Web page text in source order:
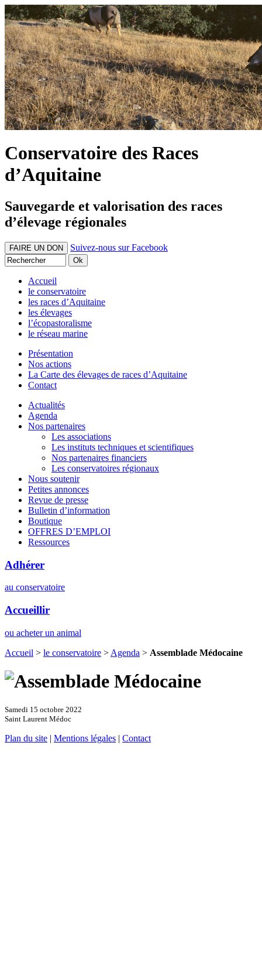
Conservatoire des Races
d’Aquitaine
Sauvegarde et valorisation des races
d’élevage régionales
FAIRE UN DON Suivez-nous sur Facebook
Accueil
le conservatoire
les races d’Aquitaine
les élevages
l’écopastoralisme
le réseau marine
Présentation
Nos actions
La Carte des élevages de races d’Aquitaine
Contact
Actualités
Agenda
Nos partenaires
Les associations
Les instituts techniques et scientifiques
Nos partenaires financiers
Les conservatoires régionaux
Nous soutenir
Petites annonces
Revue de presse
Bulletin d’information
Boutique
OFFRES D’EMPLOI
Ressources
Adhérer
au conservatoire
Accueillir
ou acheter un animal
Accueil > le conservatoire > Agenda > Assemblade Médocaine
Samedi 15 octobre 2022
Saint Laurent Médoc
Plan du site | Mentions légales | Contact